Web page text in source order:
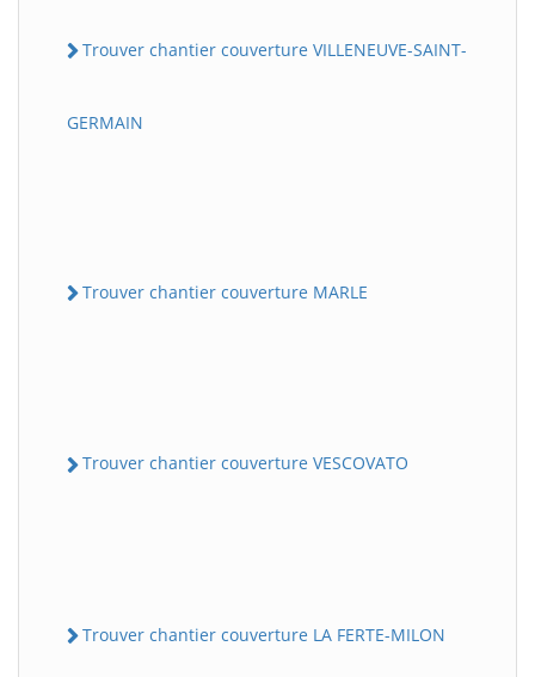
Trouver chantier couverture VILLENEUVE-SAINT-
GERMAIN
Trouver chantier couverture MARLE
Trouver chantier couverture VESCOVATO
Trouver chantier couverture LA FERTE-MILON